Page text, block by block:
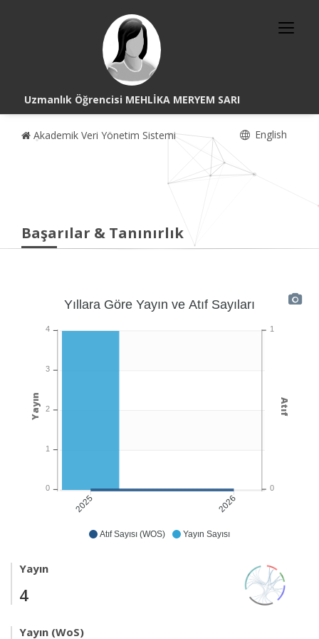
Uzmanlık Öğrencisi MEHLİKA MERYEM SARI
Akademik Veri Yönetim Sistemi English
Başarılar & Tanınırlık
Atıf Sayısı (WOS) Yayın Sayısı
2025 2026
Yıllara Göre Yayın ve Atıf Sayıları
1
0
Atıf
4
3
2
1
0
Yayın
Yayın
4
Yayın (WoS)